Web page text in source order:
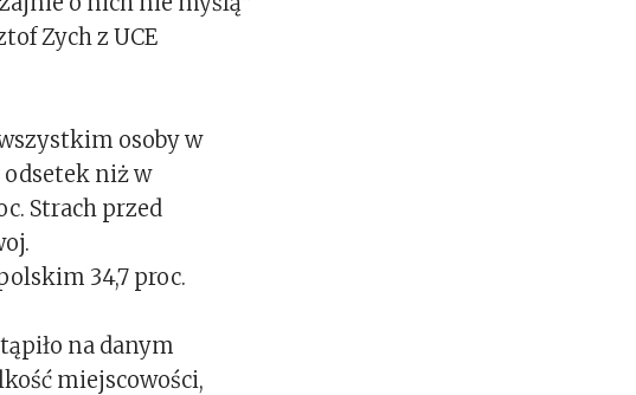
Zych z UCE
osoby w
odsetek niż w
Strach przed
34,7 proc.
na danym
miejscowości,